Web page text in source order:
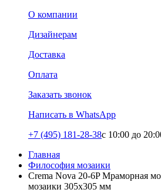
О компании
Дизайнерам
Доставка
Оплата
Заказать звонок
Написать в WhatsApp
+7 (495) 181-28-38c 10:00 до
Главная
Философия мозаики
Crema Nova 20-6P Мраморная
мозаики 305x305 мм